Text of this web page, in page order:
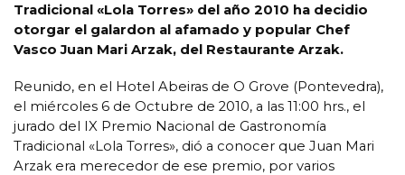
Tradicional «Lola Torres» del año 2010 ha decidio
otorgar el galardon al afamado y popular Chef
Vasco Juan Mari Arzak, del Restaurante Arzak.
Reunido, en el Hotel Abeiras de O Grove (Pontevedra),
el miércoles 6 de Octubre de 2010, a las 11:00 hrs., el
jurado del IX Premio Nacional de Gastronomía
Tradicional «Lola Torres», dió a conocer que Juan Mari
Arzak era merecedor de ese premio, por varios